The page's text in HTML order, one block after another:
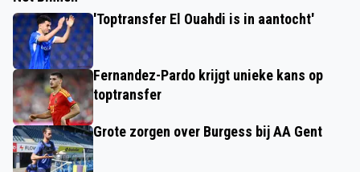
'Toptransfer El Ouahdi is in aantocht'
Fernandez-Pardo krijgt unieke kans op
toptransfer
Grote zorgen over Burgess bij AA Gent